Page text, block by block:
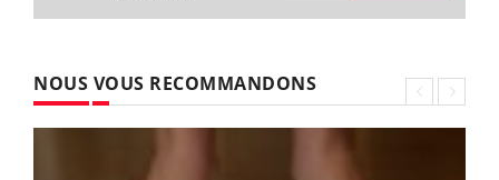
NOUS VOUS RECOMMANDONS